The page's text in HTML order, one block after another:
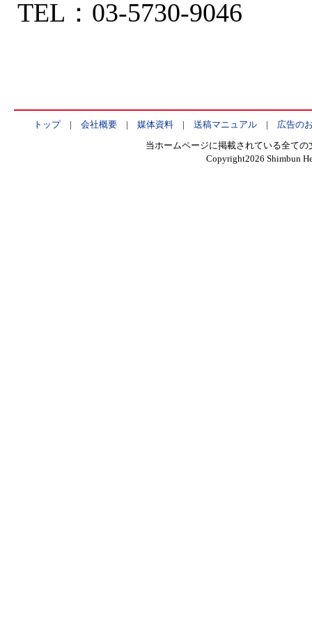
TEL：03-5730-9046
トップ| 会社概要| 媒体資料| 送稿マニュアル| 広告の
当ホームページに掲載されている全て
Copyright2026 Shimbun